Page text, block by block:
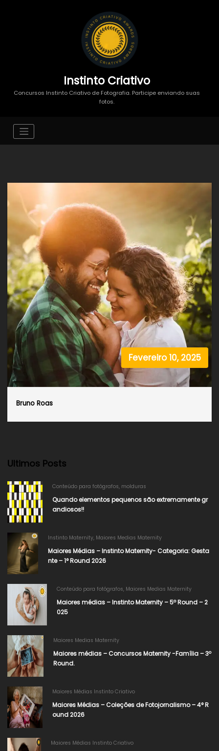
Instinto Criativo
Concursos Instinto Criativo de Fotografia. Participe enviando suas
fotos.
Fevereiro 10, 2025
Bruno Roas
Ultimos Posts
Conteúdo para fotógrafos, molduras
Quando elementos pequenos são extremamente gr
andiosos!!
Instinto Maternity, Maiores Medias Maternity
Maiores Médias – Instinto Maternity- Categoria: Gesta
nte – 1° Round 2026
Conteúdo para fotógrafos, Maiores Medias Maternity
Maiores médias – Instinto Maternity – 5º Round – 2
025
Maiores Medias Maternity
Maiores médias – Concursos Maternity -Família – 3º
Round.
Maiores Médias Instinto Criativo
Maiores Médias – Coleções de Fotojornalismo – 4° R
ound 2026​
Maiores Médias Instinto Criativo